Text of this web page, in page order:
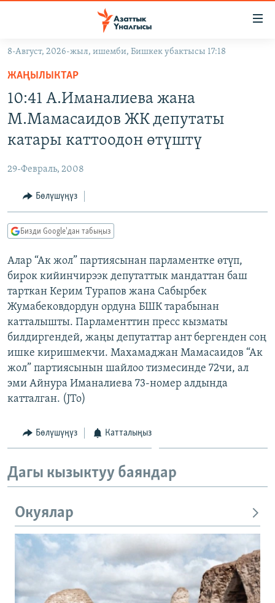
Навигацияга
өтүңүз
салыңыз
МАДАНИЯТ
ТВ ПРОГРАММАЛАР
БҮГҮН АЗАТТЫКТА
ДАНИСТЕ
ЭЖЕ-СИҢДИЛЕР
АЗАТТЫК+
ЫҢГАЙСЫЗ СУРООЛОР
ПОДКАСТ
Русский
ОНЛАЙН ШЕРИНЕ
ЭЕ/АРнун бардык сайттары
8-Август, 2026-жыл, ишемби, Бишкек убактысы 17:18
ЖАҢЫЛЫКТАР
10:41 А.Иманалиева жана
М.Мамасаидов ЖК депутаты
катары каттоодон өтүштү
29-Февраль, 2008
Бөлүшүңүз
Бизди Google'дан табыңыз
Алар “Ак жол” партиясынан парламентке өтүп,
бирок кийинчирээк депутаттык мандаттан баш
тарткан Керим Турапов жана Сабырбек
Жумабековдордун ордуна БШК тарабынан
катталышты. Парламенттин пресс кызматы
билдиргендей, жаңы депутаттар ант бергенден соң
ишке киришмекчи. Махамаджан Мамасаидов “Ак
жол” партиясынын шайлоо тизмесинде 72чи, ал
эми Айнура Иманалиева 73-номер алдында
катталган. (JTo)
Бөлүшүңүз Катталыңыз
Дагы кызыктуу баяндар
Окуялар